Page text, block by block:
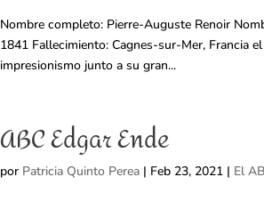
Nombre completo: Pierre-Auguste Renoir
1841 Fallecimiento: Cagnes-sur-Mer, Francia
impresionismo junto a su gran...
ABC Edgar Ende
por Patricia Quinto Perea | Feb 23, 2021 | El